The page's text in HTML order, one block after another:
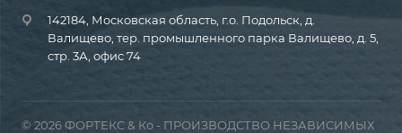
142184, Московская область, г.о. Подольск, д.
Валищево, тер. промышленного парка Валищево, д. 5,
стр. 3А, офис 74
© 2026 ФОРТЕКС & Ко - ПРОИЗВОДСТВО НЕЗАВИСИМЫХ